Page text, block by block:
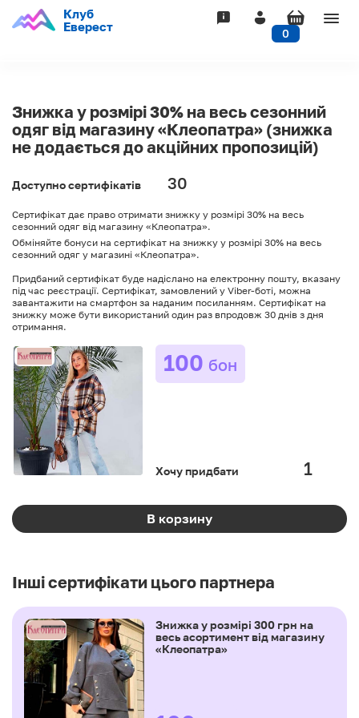
Клуб
Еверест
0
Знижка у розмірі 30% на весь сезонний
одяг від магазину «Клеопатра» (знижка
не додається до акційних пропозицій)
Доступно сертифікатів 30
Сертифікат дає право отримати знижку у розмірі 30% на весь
сезонний одяг від магазину «Клеопатра».
Обміняйте бонуси на сертифікат на знижку у розмірі 30% на весь
сезонний одяг у магазині «Клеопатра».
Придбаний сертифікат буде надіслано на електронну пошту, вказану
під час реєстрації. Сертифікат, замовлений у Viber-боті, можна
завантажити на смартфон за наданим посиланням. Сертифікат на
знижку може бути використаний один раз впродовж 30 днів з дня
отримання.
100 бон
Хочу придбати
В корзину
Інші сертифікати цього партнера
Знижка у розмірі 300 грн на
весь асортимент від магазину
«Клеопатра»